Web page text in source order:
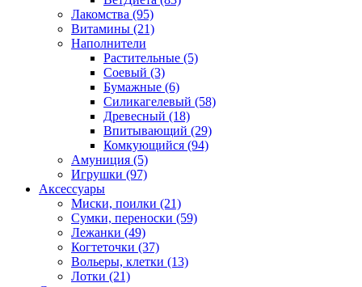
Лакомства (95)
Витамины (21)
Наполнители
Растительные (5)
Соевый (3)
Бумажные (6)
Силикагелевый (58)
Древесный (18)
Впитывающий (29)
Комкующийся (94)
Амуниция (5)
Игрушки (97)
Аксессуары
Миски, поилки (21)
Сумки, переноски (59)
Лежанки (49)
Когтеточки (37)
Вольеры, клетки (13)
Лотки (21)